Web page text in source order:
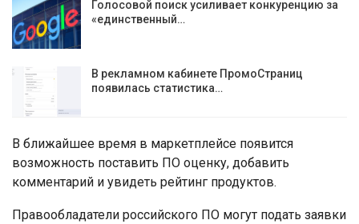
Голосовой поиск усиливает конкуренцию за
«единственный…
В рекламном кабинете ПромоСтраниц
появилась статистика…
В ближайшее время в маркетплейсе появится
возможность поставить ПО оценку, добавить
комментарий и увидеть рейтинг продуктов.
Правообладатели российского ПО могут подать заявки